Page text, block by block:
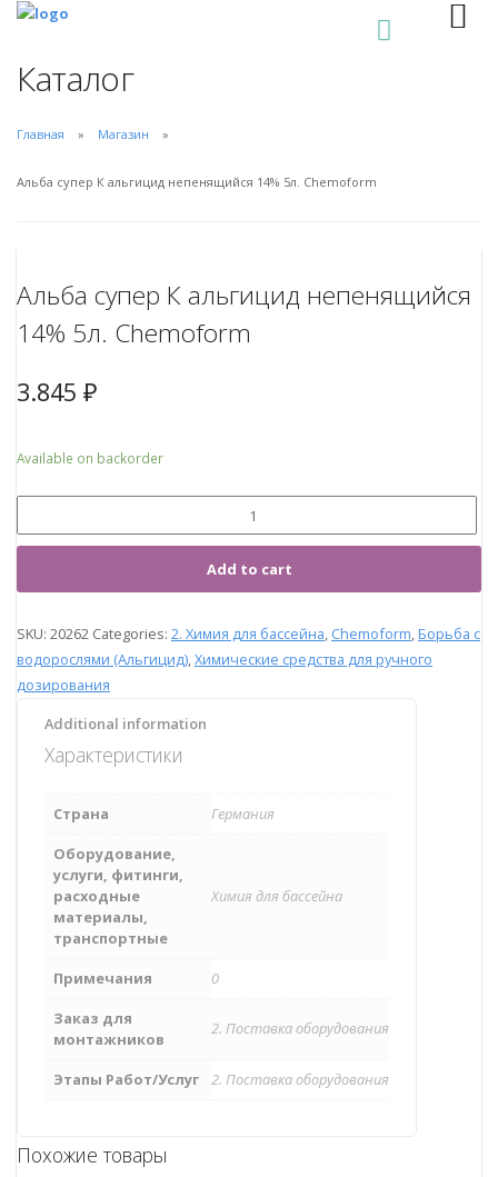
Каталог
Главная Магазин
Альба супер К альгицид непенящийся 14% 5л. Chemoform
Альба супер К альгицид непенящийся
14% 5л. Chemoform
3.845 ₽
Available on backorder
Add to cart
SKU: 20262 Categories: 2. Химия для бассейна Chemoform Борьба с
водорослями (Альгицид) Химические средства для ручного
дозирования
Additional information
Характеристики
Страна
Германия
Оборудование,
услуги, фитинги,
расходные
материалы,
транспортные
Химия для бассейна
Примечания
0
Заказ для
монтажников
2. Поставка оборудования
Этапы Работ/Услуг 2. Поставка оборудования
Похожие товары